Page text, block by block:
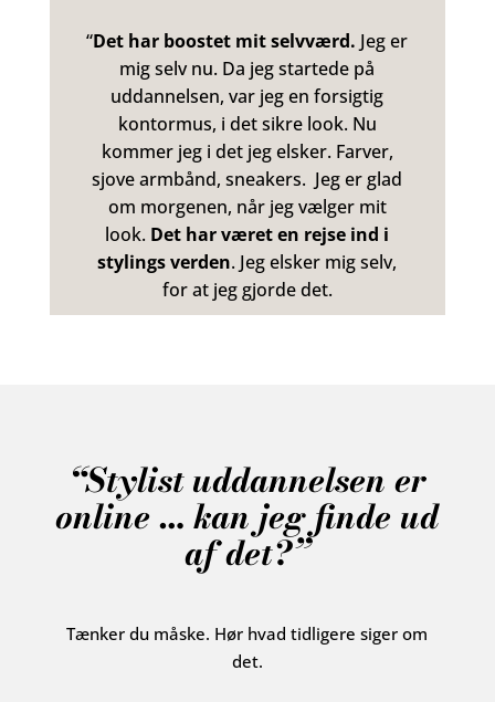
“Det har boostet mit selvværd. Jeg er
mig selv nu. Da jeg startede på
uddannelsen, var jeg en forsigtig
kontormus, i det sikre look. Nu
kommer jeg i det jeg elsker. Farver,
sjove armbånd, sneakers. Jeg er glad
om morgenen, når jeg vælger mit
look. Det har været en rejse ind i
stylings verden. Jeg elsker mig selv,
for at jeg gjorde det.
“Stylist uddannelsen er
online … kan jeg finde ud
af det?”
Tænker du måske. Hør hvad tidligere siger om
det.